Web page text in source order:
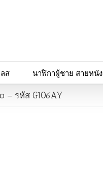
ส นาฬิกาผู้ชาย สายหนัง
– รหัส G106AY